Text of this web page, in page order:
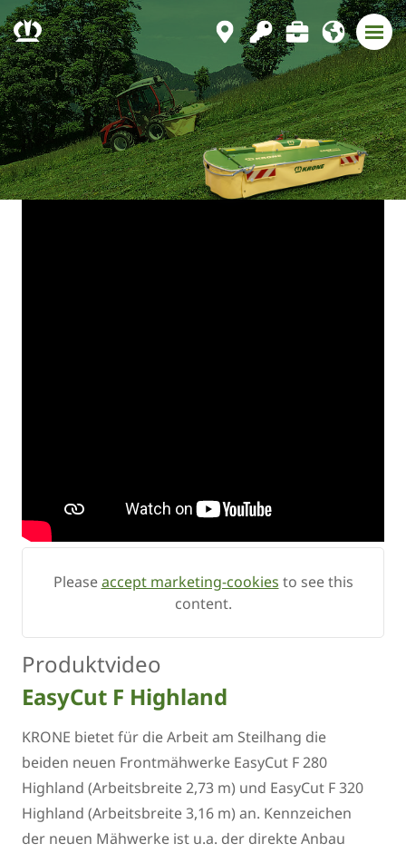
Pleaseaccept marketing-cookies to see this
content.
Produktvideo
EasyCut F Highland
KRONE bietet für die Arbeit am Steilhang die
beiden neuen Frontmähwerke EasyCut F 280
Highland (Arbeitsbreite 2,73 m) und EasyCut F 320
Highland (Arbeitsbreite 3,16 m) an. Kennzeichen
der neuen Mähwerke ist u.a. der direkte Anbau